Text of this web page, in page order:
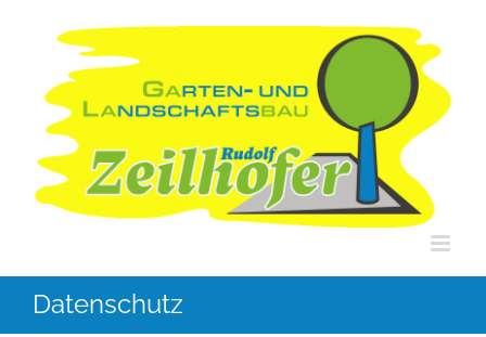
Datenschutz